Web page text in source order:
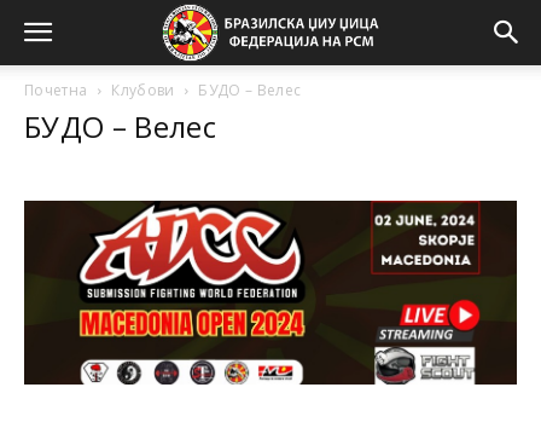
Почетна Клубови БУДО – Велес
БУДО – Велес